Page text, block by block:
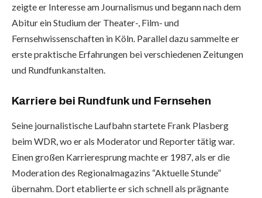
zeigte er Interesse am Journalismus und begann nach dem
Abitur ein Studium der Theater-, Film- und
Fernsehwissenschaften in Köln. Parallel dazu sammelte er
erste praktische Erfahrungen bei verschiedenen Zeitungen
und Rundfunkanstalten.
Karriere bei Rundfunk und Fernsehen
Seine journalistische Laufbahn startete Frank Plasberg
beim WDR, wo er als Moderator und Reporter tätig war.
Einen großen Karrieresprung machte er 1987, als er die
Moderation des Regionalmagazins “Aktuelle Stunde”
übernahm. Dort etablierte er sich schnell als prägnante